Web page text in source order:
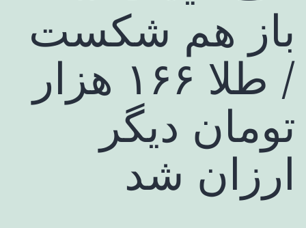
باز هم شکست
/ طلا ۱۶۶ هزار
تومان دیگر
ارزان شد